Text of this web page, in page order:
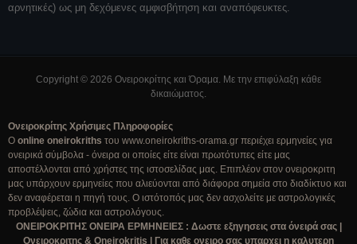
αρνητικές) ως μη δεχόμενες αμφισβήτηση και αναπόφευκτες.
Copyright © 2026 Ονειροκρίτης και Όραμα. Με την επιφύλαξη κάθε
δικαιώματος.
Ονειροκρίτης Χρήσιμες Πληροφορίες
Ο online oneirokriths του www.oneirokriths-orama.gr περιέχει ερμηνείες για
ονειρικά σύμβολα - όνειρα οι οποίες είτε είναι πρωτότυπες είτε μας
αποστέλλονται από χρήστες της ιστοσελίδας μας. Επιπλέον στον ονειροκριτη
μας υπάρχουν ερμηνείες που αλιεύονται από διάφορα σημεία στο διαδίκτυο και
δεν αναφέρεται η πηγή τους. Ο ιστότοπός μας δεν ασχολείτε με αστρολογικές
προβλέψεις, ζώδια και αστρολόγους.
ΟΝΕΙΡΟΚΡΙΤΗΣ ΟΝΕΙΡΑ ΕΡΜΗΝΕΙΕΣ : Δωστε εξηγησεις στα όνειρά σας |
Ονειροκριτης & Oneirokritis | Για καθε ονειρο σας υπαρχει η καλυτερη